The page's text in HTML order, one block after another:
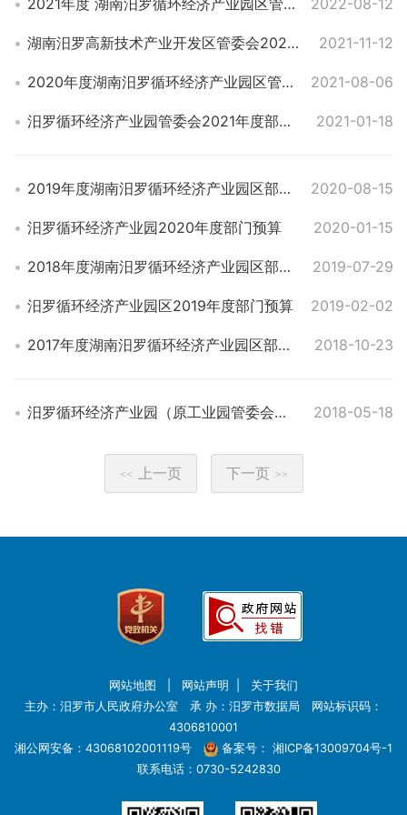
2021年度 湖南汨罗循环经济产业园区管理委员会部门决算 2022-08-12
湖南汨罗高新技术产业开发区管委会2022年度部门预算 2021-11-12
2020年度湖南汨罗循环经济产业园区管理委员会部门决算 2021-08-06
汨罗循环经济产业园管委会2021年度部门预算 2021-01-18
2019年度湖南汨罗循环经济产业园区部门决算 2020-08-15
汨罗循环经济产业园2020年度部门预算 2020-01-15
2018年度湖南汨罗循环经济产业园区部门决算 2019-07-29
汨罗循环经济产业园区2019年度部门预算 2019-02-02
2017年度湖南汨罗循环经济产业园区部门决算 2018-10-23
汨罗循环经济产业园（原工业园管委会）2018年度部门预算 2018-05-18
<< 上一页 下一页 >>
网站地图 网站声明
关于我们
主办：汨罗市人民政府办公室 承 办：汨罗市数据局 网站标识码：
4306810001
湘公网安备：43068102001119号
备案号： 湘ICP备13009704号-1
联系电话：0730-5242830